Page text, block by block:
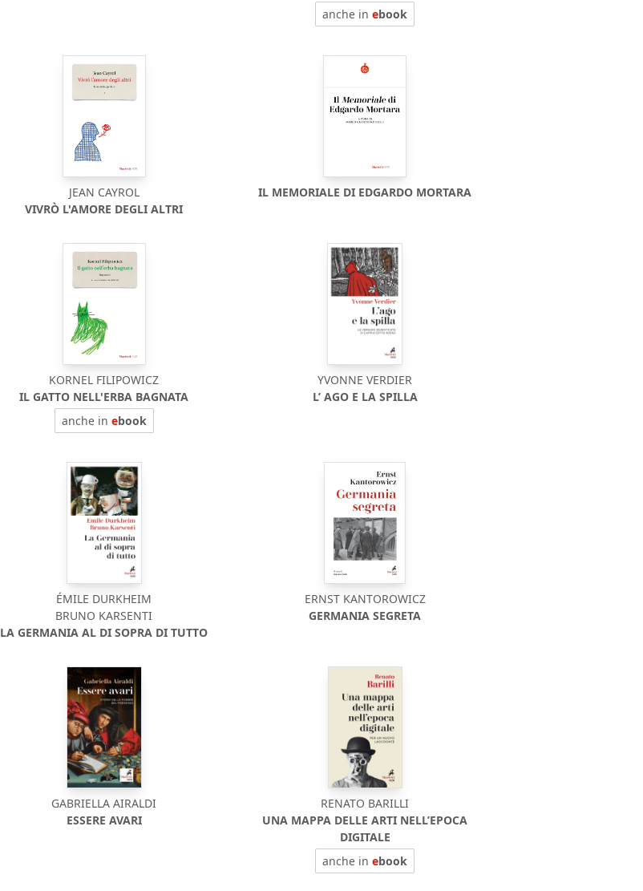
anche inebook
JEAN CAYROL
VIVRÒ L'AMORE DEGLI ALTRI
IL MEMORIALE DI EDGARDO MORTARA
KORNEL FILIPOWICZ
IL GATTO NELL'ERBA BAGNATA
anche in ebook
YVONNE VERDIER
L’ AGO E LA SPILLA
ÉMILE DURKHEIM
BRUNO KARSENTI
LA GERMANIA AL DI SOPRA DI TUTTO
ERNST KANTOROWICZ
GERMANIA SEGRETA
GABRIELLA AIRALDI
ESSERE AVARI
RENATO BARILLI
UNA MAPPA DELLE ARTI NELL’EPOCA
DIGITALE
anche inebook